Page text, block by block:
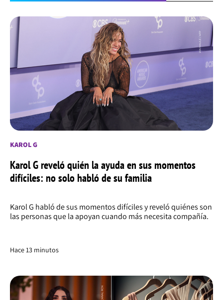
KAROL G
Karol G reveló quién la ayuda en sus momentos
difíciles: no solo habló de su familia
Karol G habló de sus momentos difíciles y reveló quiénes son
las personas que la apoyan cuando más necesita compañía.
Hace 13 minutos